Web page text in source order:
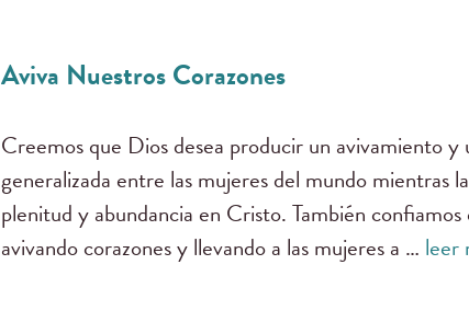
Aviva Nuestros Corazones
Creemos que Dios desea producir un avivamiento
generalizada entre las mujeres del mundo mientras
plenitud y abundancia en Cristo. También
avivando corazones y llevando a las mujeres a … leer